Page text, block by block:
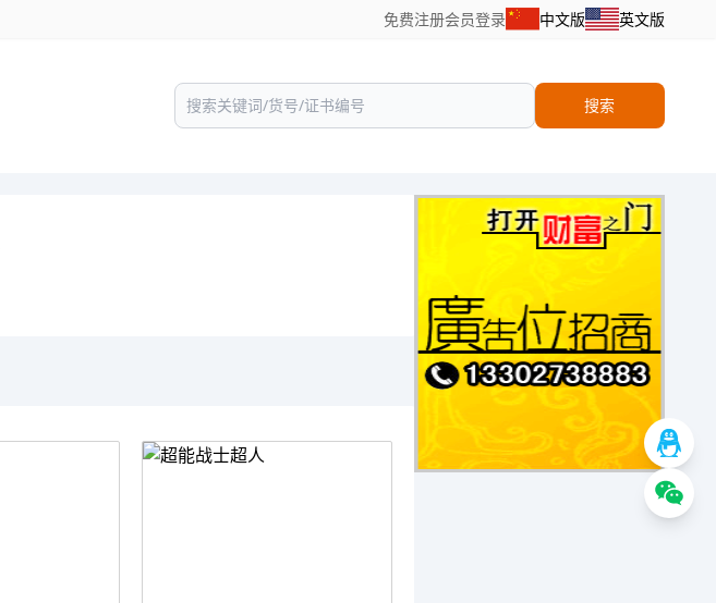
免费注册会员登录 中文版 英文版
搜索